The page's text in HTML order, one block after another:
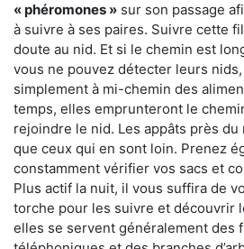
« phéromones » sur son passage
à suivre à ses paires. Suivre cette
doute au nid. Et si le chemin est
vous ne pouvez détecter leurs
simplement à mi-chemin des
temps, elles emprunteront le
rejoindre le nid. Les appâts près
que ceux qui en sont loin. Prenez
constamment vérifier vos sacs et
Plus actif la nuit, il vous suffira de
torche pour les suivre et découvrir
elles se servent généralement des